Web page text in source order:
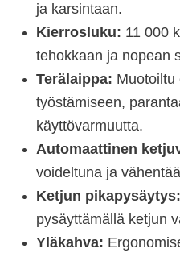
ja karsintaan.
Kierrosluku: 11 000
tehokkaan ja nopean
Terälaippa: Muotoiltu
työstämiseen,
käyttövarmuutta.
Automaattinen
voideltuna ja
Ketjun pikapysäytys:
pysäyttämällä ketjun
Yläkahva: